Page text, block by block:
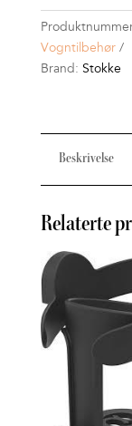
Vogntilbehør
Brand: Stokke
Beskrivelse
Relaterte